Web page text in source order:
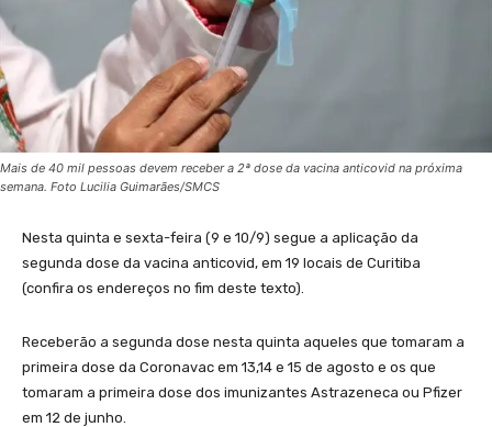
Mais de 40 mil pessoas devem receber a 2ª dose da vacina anticovid na próxima
semana. Foto Lucilia Guimarães/SMCS
Nesta quinta e sexta-feira (9 e 10/9) segue a aplicação da
segunda dose da vacina anticovid, em 19 locais de Curitiba
(confira os endereços no fim deste texto).
Receberão a segunda dose nesta quinta aqueles que tomaram a
primeira dose da Coronavac em 13,14 e 15 de agosto e os que
tomaram a primeira dose dos imunizantes Astrazeneca ou Pfizer
em 12 de junho.